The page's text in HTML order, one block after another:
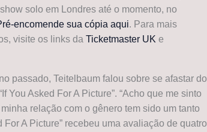
solo em Londres até o momento, no
encomende sua cópia aqui. Para mais
visite os links da Ticketmaster UK e
passado, Teitelbaum falou sobre se afastar do
You Asked For A Picture”. “Acho que me sinto
relação com o gênero tem sido um tanto
For A Picture” recebeu uma avaliação de quatro